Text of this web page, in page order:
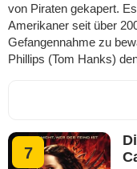
von Piraten gekapert.
Amerikaner seit über
Gefangennahme zu
Phillips (Tom Hanks)
7